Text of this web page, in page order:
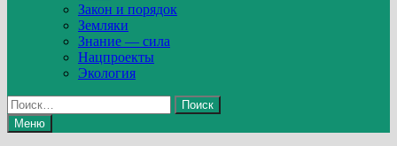
Закон и порядок
Земляки
Знание — сила
Нацпроекты
Экология
Найти:
Меню